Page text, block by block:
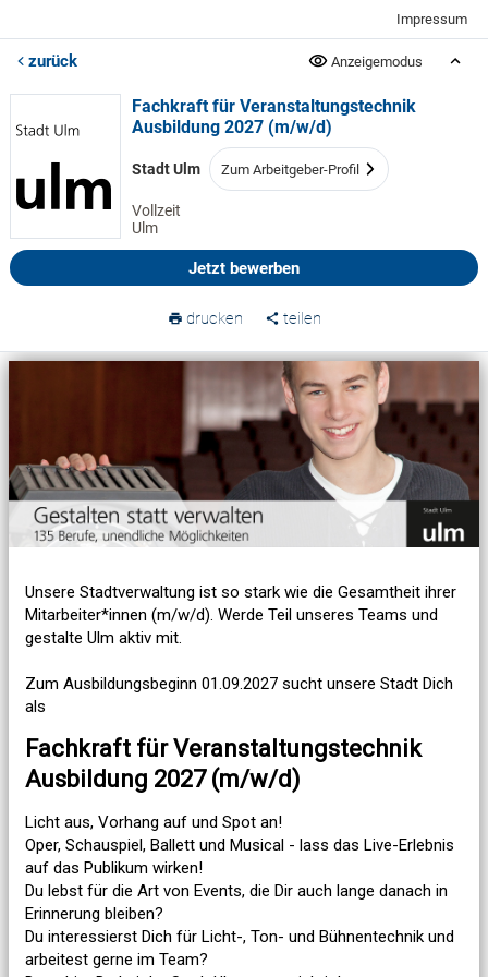
Impressum
zurück Anzeigemodus
Fachkraft für Veranstaltungstechnik
Ausbildung 2027 (m/w/d)
Stadt Ulm Zum Arbeitgeber-Profil
Vollzeit
Ulm
Jetzt bewerben
drucken teilen